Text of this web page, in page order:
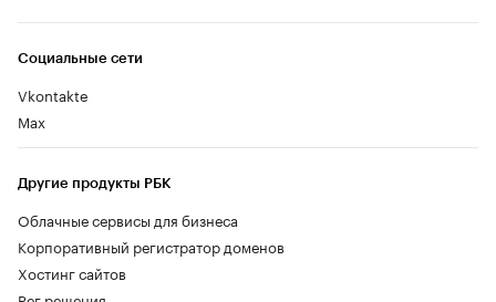
Социальные сети
Vkontakte
Max
Другие продукты РБК
Облачные сервисы для бизнеса
Корпоративный регистратор доменов
Хостинг сайтов